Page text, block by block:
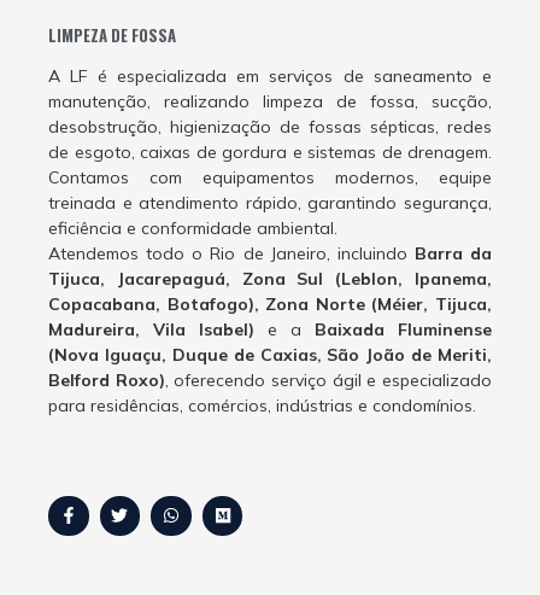
LIMPEZA DE FOSSA
A LF é especializada em serviços de saneamento e
manutenção, realizando limpeza de fossa, sucção,
desobstrução, higienização de fossas sépticas, redes
de esgoto, caixas de gordura e sistemas de drenagem.
Contamos com equipamentos modernos, equipe
treinada e atendimento rápido, garantindo segurança,
eficiência e conformidade ambiental.
Atendemos todo o Rio de Janeiro, incluindo Barra da
Tijuca, Jacarepaguá, Zona Sul (Leblon, Ipanema,
Copacabana, Botafogo), Zona Norte (Méier, Tijuca,
Madureira, Vila Isabel) e a Baixada Fluminense
(Nova Iguaçu, Duque de Caxias, São João de Meriti,
Belford Roxo), oferecendo serviço ágil e especializado
para residências, comércios, indústrias e condomínios.